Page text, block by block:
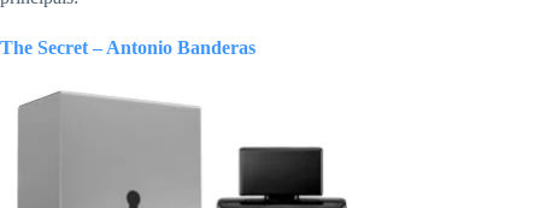
The Secret – Antonio Banderas